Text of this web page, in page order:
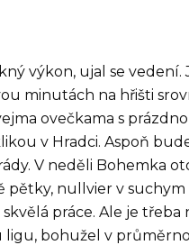
výkon, ujal se
minutách na hřišti
ovečkama s
v Hradci. Aspoň
V neděli Bohemka
pětky, nullvier v
práce. Ale je
bohužel v